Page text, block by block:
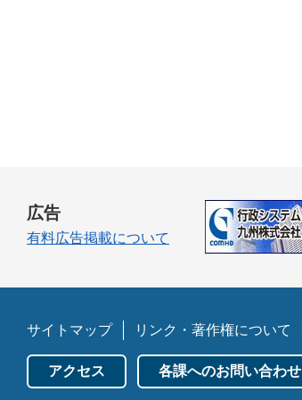
広告
有料広告掲載について
サイトマップ リンク・著作権について
アクセス 各課へのお問い合わせ